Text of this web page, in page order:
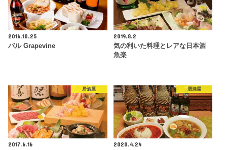
2016.10.25
バル Grapevine
2019.8.2
気の利いた料理とレアな日本酒
魚楽
居酒屋
2017.6.16
居酒屋
2020.4.24